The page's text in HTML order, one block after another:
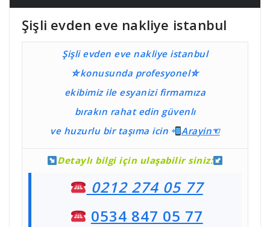
Şişli evden eve nakliye istanbul
Şişli evden eve nakliye istanbul
⛤konusunda profesyonel⛤
ekibimiz ile esyanizi firmamıza
bırakın rahat edin güvenlı
ve huzurlu bir taşıma icin Arayin☜
Detaylı bilgi için ulaşabilir siniz:
0212 274 05 77
0534 847 05 77